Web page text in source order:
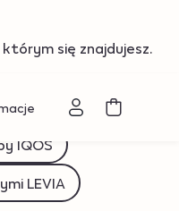
się znajdujesz.
IQOS
LEVIA